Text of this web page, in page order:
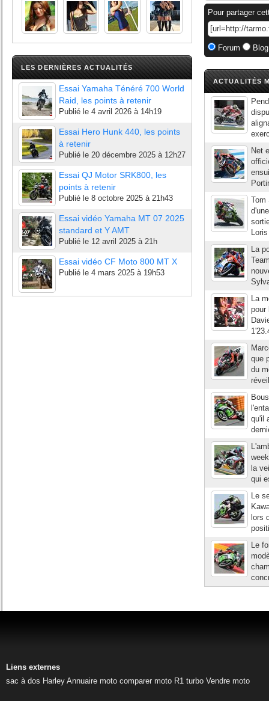
LES DERNIÈRES ACTUALITÉS
Essai Yamaha Ténéré 700 World
Raid, les points à retenir
Publié le 4 avril 2026 à 14h19
Essai Hero Hunk 440, les points
à retenir
Publié le 20 décembre 2025 à 12h27
Essai QJ Motor SRK800, les
points à retenir
Publié le 8 octobre 2025 à 21h43
Essai vidéo Yamaha MT 07 2025
standard et Y AMT
Publié le 12 avril 2025 à 21h
Essai vidéo CF Moto 800 MT X
Publié le 4 mars 2025 à 19h53
Pour partager
Forum
ACTUALITÉS
Net
Tom
La
La
pour
que
du
qu'il
la
qui
Le
lors
Le
Liens externes
sac à dos Harley Annuaire moto comparer moto R1 turbo Vendre moto